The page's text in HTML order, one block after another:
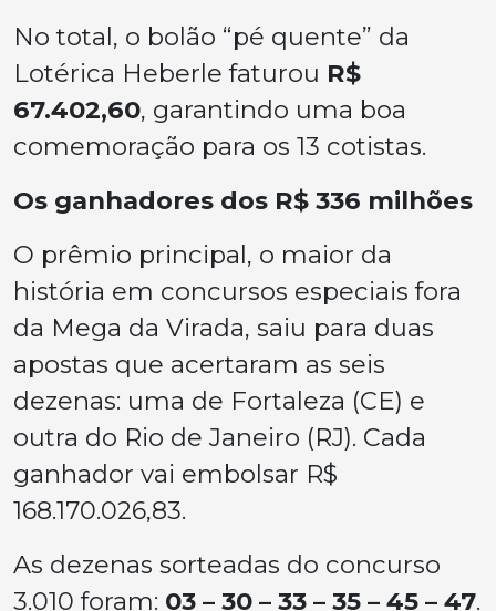
No total, o bolão “pé quente” da
Lotérica Heberle faturou R$
67.402,60, garantindo uma boa
comemoração para os 13 cotistas.
Os ganhadores dos R$ 336 milhões
O prêmio principal, o maior da
história em concursos especiais fora
da Mega da Virada, saiu para duas
apostas que acertaram as seis
dezenas: uma de Fortaleza (CE) e
outra do Rio de Janeiro (RJ). Cada
ganhador vai embolsar R$
168.170.026,83.
As dezenas sorteadas do concurso
3.010 foram: 03 – 30 – 33 – 35 – 45 – 47.